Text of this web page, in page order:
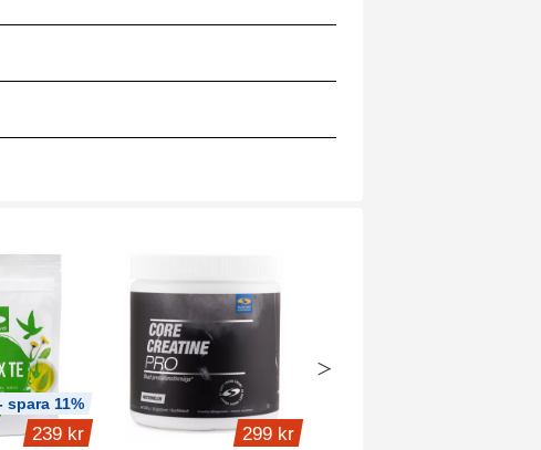
spara 11%
239 kr 299 kr